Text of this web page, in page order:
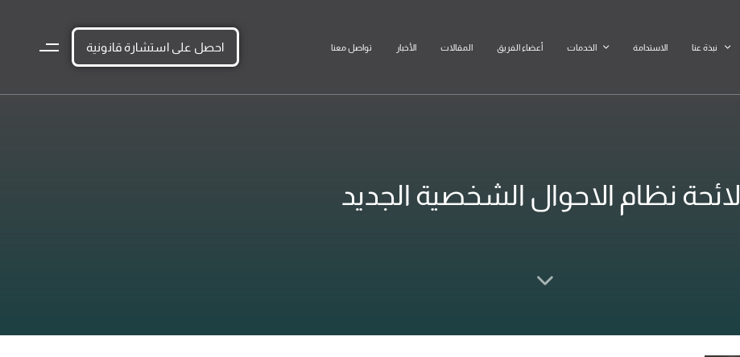
نبذة عنا الاستدامة الخدمات أعضاء الفريق المقالات الأخبار تواصل معنا احصل على استشارة قانونية
لائحة نظام الاحوال الشخصية الجديد